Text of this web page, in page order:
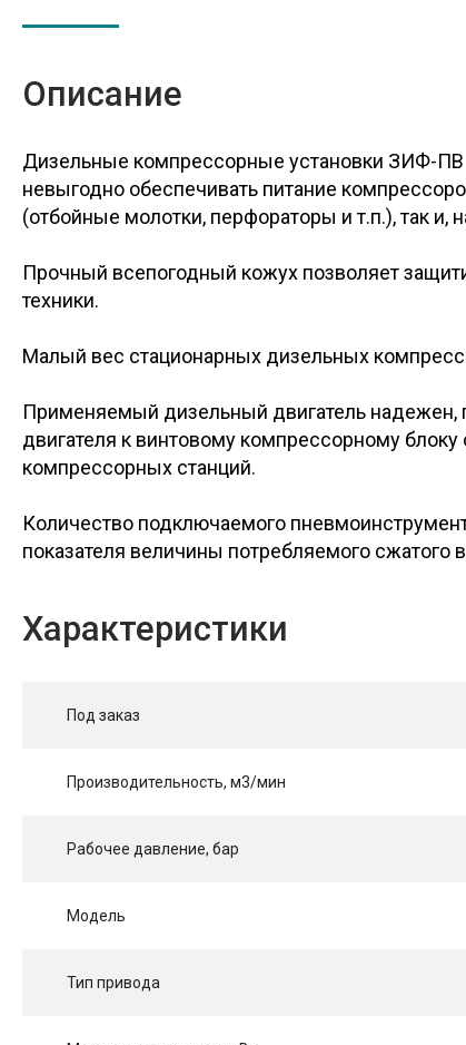
Описание
Дизельные компрессорные установки ЗИФ-
невыгодно обеспечивать питание
(отбойные молотки, перфораторы и т.п.), так и,
Прочный всепогодный кожух позволяет
техники.
Малый вес стационарных дизельных
Применяемый дизельный двигатель надежен,
двигателя к винтовому компрессорному
компрессорных станций.
Количество подключаемого
показателя величины потребляемого сжатого
Характеристики
Под заказ
Производительность, м3/мин
Рабочее давление, бар
Модель
Тип привода